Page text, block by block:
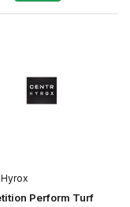
Perform Turf